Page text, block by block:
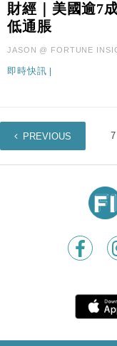
財經｜美國逾7
低通脹
JASON @ FORTUNE
即時快訊 |
PREVIOUS
1 7